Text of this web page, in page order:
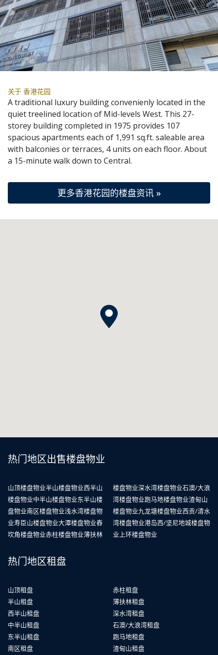
关于 香港花园
A traditional luxury building convenienly located in the
quiet treelined location of Mid-levels West. This 27-
storey building completed in 1975 provides 107
spacious apartments each of 1,991 sq.ft. saleable area
with balconies or terraces, 4 units on each floor. About
a 15-minute walk down to Central.
更多香港花园的楼盘资讯 »
热门地区出售楼盘物业
山顶楼盘物业半山楼盘物业西半山
楼盘物业中半山楼盘物业东半山楼
盘物业南区楼盘物业浅水湾楼盘物
业寿臣山楼盘物业大潭楼盘物业舂
坎角楼盘物业赤柱楼盘物业薄扶林
楼盘物业深水湾楼盘物业石澳/大浪
湾楼盘物业跑马地楼盘物业渣甸山
楼盘物业九龙塘楼盘物业西贡/清水
湾楼盘物业港岛西/坚尼地城楼盘物
业 上环楼盘物业
热门地区租盘
山顶租盘
半山租盘
西半山租盘
中半山租盘
东半山租盘
南区租盘
赤柱租盘
薄扶林租盘
深水湾租盘
石澳/大浪湾租盘
跑马地租盘
渣甸山租盘